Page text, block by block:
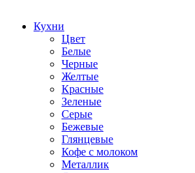
Кухни
Цвет
Белые
Черные
Желтые
Красные
Зеленые
Серые
Бежевые
Глянцевые
Кофе с молоком
Металлик